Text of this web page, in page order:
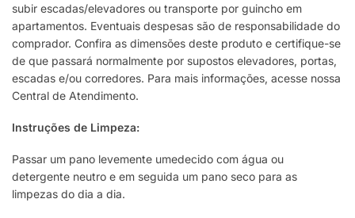
subir escadas/elevadores ou transporte por guincho em
apartamentos. Eventuais despesas são de responsabilidade do
comprador. Confira as dimensões deste produto e certifique-se
de que passará normalmente por supostos elevadores, portas,
escadas e/ou corredores. Para mais informações, acesse nossa
Central de Atendimento.
Instruções de Limpeza:
Passar um pano levemente umedecido com água ou
detergente neutro e em seguida um pano seco para as
limpezas do dia a dia.